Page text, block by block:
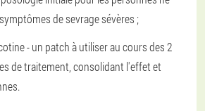
de sevrage sévères ;
- un patch à utiliser au cours des 2
de traitement, consolidant l'effet et